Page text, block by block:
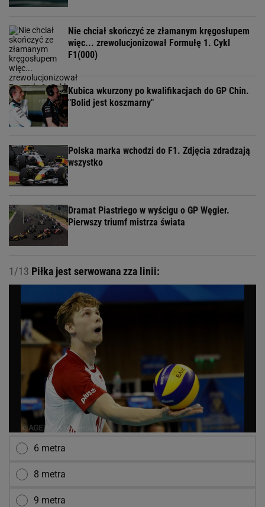
Nie chciał skończyć ze złamanym kręgosłupem
więc... zrewolucjonizował Formułę 1. Cykl
F1(000)
Kubica wkurzony po kwalifikacjach do GP Chin.
"Bolid jest koszmarny"
Polska marka wchodzi do F1. Zdjęcia zdradzają
wszystko
Dramat Piastriego w wyścigu o GP Węgier.
Pierwszy triumf mistrza świata
1/13 Piłka jest serwowana zza linii:
6 metra
8 metra
9 metra